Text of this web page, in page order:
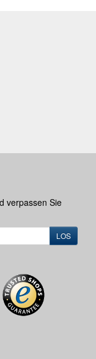
verpassen Sie
LOS